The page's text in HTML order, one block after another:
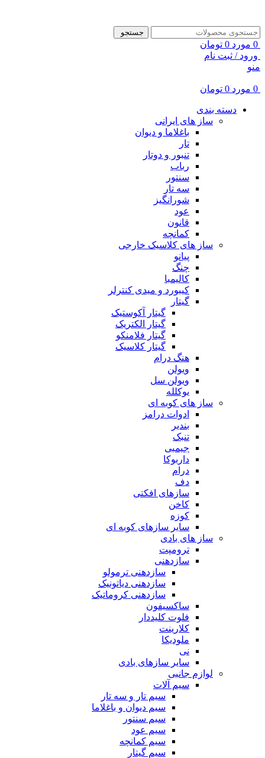
جستجو
0 مورد 0 تومان
ورود / ثبت نام
منو
0 مورد 0 تومان
دسته بندی
ساز های ایرانی
باغلاما و دیوان
تار
تنبور و دوتار
رباب
سنتور
سه تار
شورانگیز
عود
قانون
کمانچه
ساز های کلاسیک خارجی
پیانو
چنگ
کالیمبا
کیبورد و میدی کنترلر
گیتار
گیتار آکوستیک
گیتار الکتریک
گیتار فلامنکو
گیتار کلاسیک
هنگ درام
ویولن
ویولن سل
یوکلله
ساز های کوبه ای
ادوات درامز
بندیر
تنبک
جیمبی
داربوکا
درام
دف
سازهای افکتی
کاخن
کوزه
سایر سازهای کوبه ای
ساز های بادی
ترومپت
سازدهنی
سازدهنی ترمولو
سازدهنی دیاتونیک
سازدهنی کروماتیک
ساکسیفون
فلوت کلیددار
کلارینت
ملودیکا
نی
سایر سازهای بادی
لوازم جانبی
سیم آلات
سیم تار و سه تار
سیم دیوان و باغلاما
سیم سنتور
سیم عود
سیم کمانچه
سیم گیتار